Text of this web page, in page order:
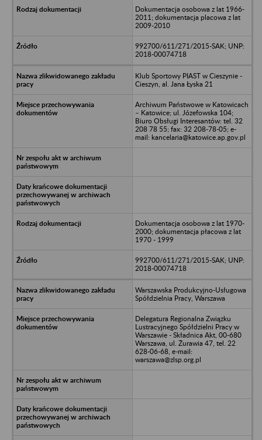
Dokumentacja osobowa z lat 1966-
2011; dokumentacja placowa z lat
2009-2010
992700/611/271/2015-SAK; UNP:
2018-00074718
Klub Sportowy PIAST w Cieszynie -
Cieszyn, al. Jana Łyska 21
Archiwum Państwowe w Katowicach
– Katowice; ul. Józefowska 104;
Biuro Obsługi Interesantów: tel. 32
208 78 55; fax: 32 208-78-05; e-
mail: kancelaria@katowice.ap.gov.pl
Dokumentacja osobowa z lat 1970-
2000; dokumentacja płacowa z lat
1970 - 1999
992700/611/271/2015-SAK; UNP:
2018-00074718
Warszawska Produkcyjno-Usługowa
Spółdzielnia Pracy, Warszawa
Delegatura Regionalna Związku
Lustracyjnego Spółdzielni Pracy w
Warszawie - Składnica Akt, 00-680
Warszawa, ul. Żurawia 47, tel. 22
628-06-68, e-mail:
warszawa@zlsp.org.pl